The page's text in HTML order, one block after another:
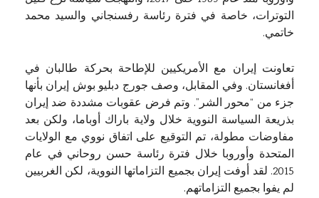
التوترات، خاصة في فترة رئاسة رفسنجاني والسيد محمد
خاتمي.
تعاونت إيران مع الأمريكيين للإطاحة بحركة طالبان في
أفغانستان. وفي المقابل، وصف جورج دبليو بوش إيران بأنها
جزء من “محور الشر”. وتم فرض عقوبات مشددة ضد إيران
بذريعة السياسة النووية خلال ولاية باراك أوباما، ولكن بعد
مفاوضات مطولة، تم التوقيع على اتفاق نووي مع الولايات
المتحدة وأوروبا خلال فترة رئاسة حسن روحاني في عام
2015. لقد أوفت إيران بجميع التزاماتها النووية، لكن الغربيين
لم يفوا بجميع التزاماتهم.